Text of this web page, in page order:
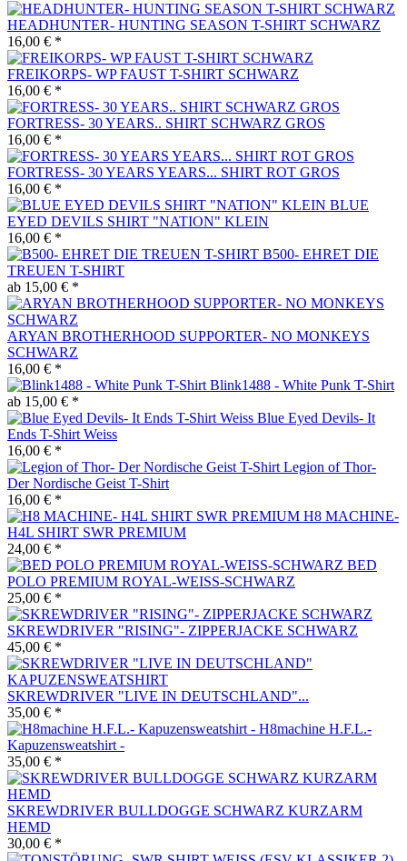
HEADHUNTER- HUNTING SEASON T-SHIRT SCHWARZ
16,00 € *
FREIKORPS- WP FAUST T-SHIRT SCHWARZ
16,00 € *
FORTRESS- 30 YEARS.. SHIRT SCHWARZ GROS
16,00 € *
FORTRESS- 30 YEARS YEARS... SHIRT ROT GROS
16,00 € *
BLUE
EYED DEVILS SHIRT "NATION" KLEIN
16,00 € *
B500- EHRET DIE
TREUEN T-SHIRT
ab 15,00 € *
ARYAN BROTHERHOOD SUPPORTER- NO MONKEYS
SCHWARZ
16,00 € *
Blink1488 - White Punk T-Shirt
ab 15,00 € *
Blue Eyed Devils- It
Ends T-Shirt Weiss
16,00 € *
Legion of Thor-
Der Nordische Geist T-Shirt
16,00 € *
H8 MACHINE-
H4L SHIRT SWR PREMIUM
24,00 € *
BED
POLO PREMIUM ROYAL-WEISS-SCHWARZ
25,00 € *
SKREWDRIVER "RISING"- ZIPPERJACKE SCHWARZ
45,00 € *
SKREWDRIVER "LIVE IN DEUTSCHLAND"...
35,00 € *
H8machine H.F.L.-
Kapuzensweatshirt -
35,00 € *
SKREWDRIVER BULLDOGGE SCHWARZ KURZARM
HEMD
30,00 € *